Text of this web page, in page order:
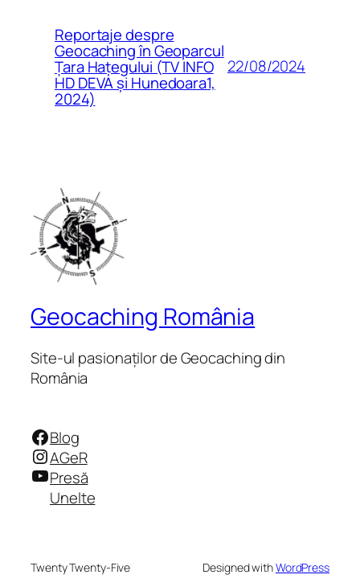
Reportaje despre
Geocaching în Geoparcul
Țara Hațegului (TV INFO
HD DEVA și Hunedoara1,
2024)
22/08/2024
Geocaching România
Site-ul pasionaților de Geocaching din
România
Facebook
Instagram
YouTube
Blog
AGeR
Presă
Unelte
Twenty Twenty-Five Designed withWordPress